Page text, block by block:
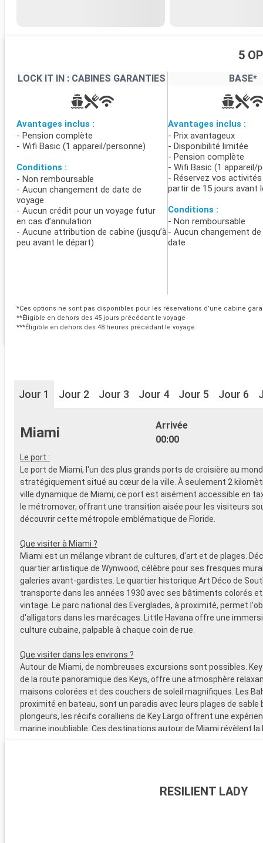
5
LOCK IT IN : CABINES GARANTIES
Avantages inclus :
- Pension complète
- Wifi Basic (1 appareil/personne)
Conditions :
- Non remboursable
- Aucun changement de date de
voyage
- Aucun crédit pour un voyage futur
en cas d’annulation
- Aucune attribution de cabine (jusqu’à
peu avant le départ)
BASE*
Avantages inclus :
- Prix avantageux
- Disponibilité limitée
- Pension complète
- Wifi Basic (1 appareil/
- Réservez vos
partir de 15 jours avant
Conditions :
- Non remboursable
- Aucun changement
date
*Ces options ne sont pas disponibles pour les réservations d’une cabine
**Éligible en dehors des 45 jours précédant le voyage
***Éligible en dehors des 48 heures précédant le voyage
Jour 1 Jour 2 Jour 3 Jour 4 Jour 5 Jour 6
Miami
Arrivée
00:00
Le port :
Le port de Miami, l'un des plus grands ports de croisière au
stratégiquement situé au cœur de la ville. À seulement 2
ville dynamique de Miami, ce port est aisément accessible en
le métromover, offrant une transition aisée pour les visiteurs
découvrir cette métropole emblématique de Floride.
Que visiter à Miami ?
Miami est un mélange vibrant de cultures, d'art et de plages.
quartier artistique de Wynwood, célèbre pour ses fresques
galeries avant-gardistes. Le quartier historique Art Déco de
transporte dans les années 1930 avec ses bâtiments colorés
vintage. Le parc national des Everglades, à proximité, permet
d'alligators dans les marécages. Little Havana offre une
culture cubaine, palpable à chaque coin de rue.
Que visiter dans les environs ?
Autour de Miami, de nombreuses excursions sont possibles.
de la route panoramique des Keys, offre une atmosphère
maisons colorées et des couchers de soleil magnifiques. Les
proximité en bateau, sont un paradis avec leurs plages de sable
plongeurs, les récifs coralliens de Key Largo offrent une
marine inoubliable. Ces destinations autour de Miami révèlent la
RESILIENT LADY